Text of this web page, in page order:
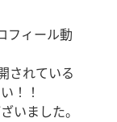
フィール動
されている
！！
いました。